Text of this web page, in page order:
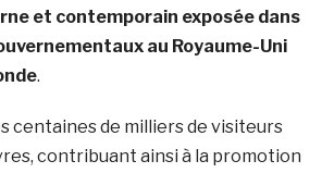
et contemporain exposée dans
au Royaume-Uni
.
centaines de milliers de visiteurs
contribuant ainsi à la promotion